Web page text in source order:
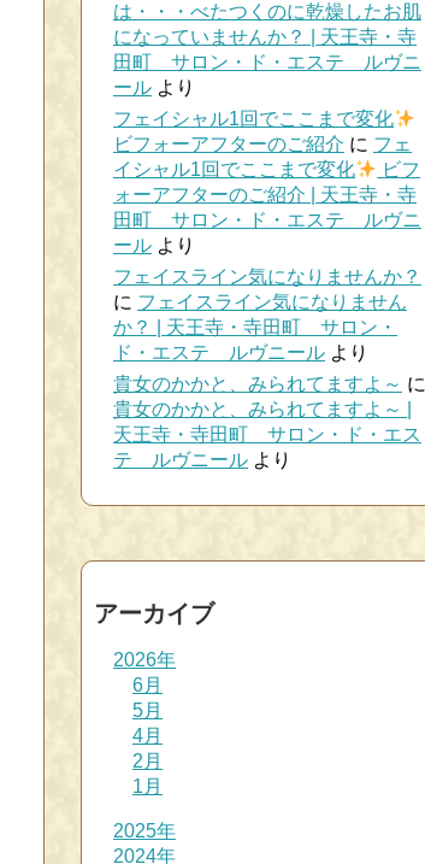
は・・・べたつくのに乾燥したお肌
になっていませんか？ | 天王寺・寺
田町 サロン・ド・エステ ルヴニ
ール より
フェイシャル1回でここまで変化
ビフォーアフターのご紹介 に フェ
イシャル1回でここまで変化
ビフ
ォーアフターのご紹介 | 天王寺・寺
田町 サロン・ド・エステ ルヴニ
ール より
フェイスライン気になりませんか？
に フェイスライン気になりません
か？ | 天王寺・寺田町 サロン・
ド・エステ ルヴニール より
貴女のかかと、みられてますよ～ に
貴女のかかと、みられてますよ～ |
天王寺・寺田町 サロン・ド・エス
テ ルヴニール より
アーカイブ
2026年
6月
5月
4月
2月
1月
2025年
2024年